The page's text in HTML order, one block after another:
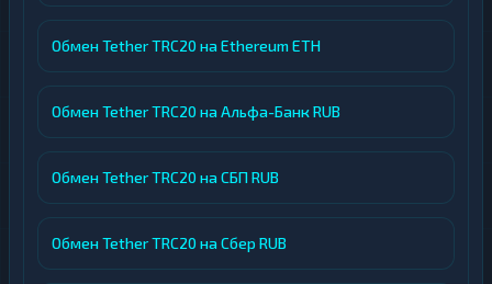
Обмен Tether TRC20 на Ethereum ETH
Обмен Tether TRC20 на Альфа-Банк RUB
Обмен Tether TRC20 на СБП RUB
Обмен Tether TRC20 на Сбер RUB